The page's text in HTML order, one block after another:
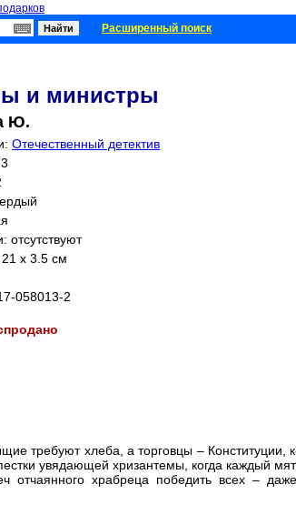
Расширенный поиск
и министры
Ю.
Отечественный детектив
отсутствуют
x 3.5 см
058013-2
требуют хлеба, а торговцы –
увядающей хризантемы, когда каждый
отчаянного храбреца победить всех –